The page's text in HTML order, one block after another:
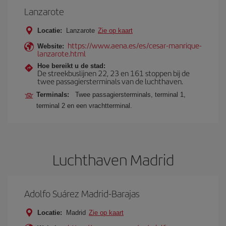
Lanzarote
Locatie: Lanzarote Zie op kaart
Website: https://www.aena.es/es/cesar-manrique-
lanzarote.html
Hoe bereikt u de stad:
De streekbuslijnen 22, 23 en 161 stoppen bij de
twee passagiersterminals van de luchthaven.
Terminals:
Twee passagiersterminals, terminal 1,
terminal 2 en een vrachtterminal.
Luchthaven Madrid
Adolfo Suárez Madrid-Barajas
Locatie: Madrid Zie op kaart